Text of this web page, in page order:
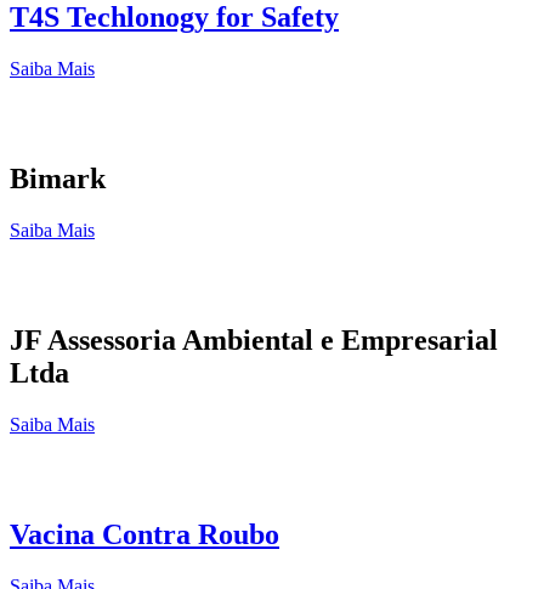
T4S Techlonogy for Safety
Saiba Mais
Bimark
Saiba Mais
JF Assessoria Ambiental e Empresarial
Ltda
Saiba Mais
Vacina Contra Roubo